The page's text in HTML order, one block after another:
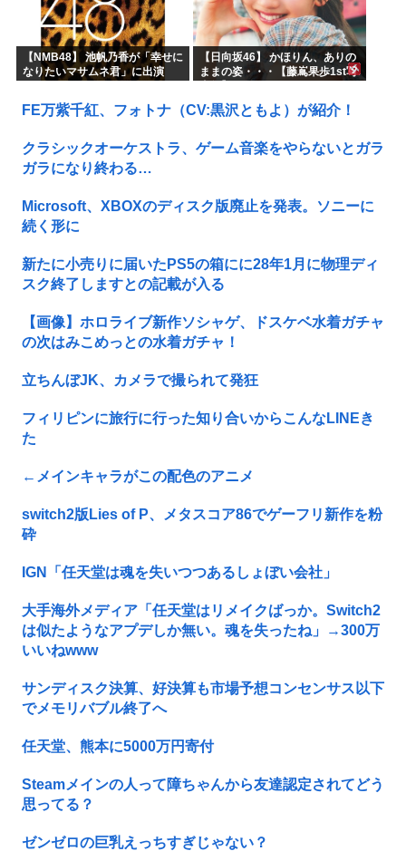
【NMB48】 池帆乃香が「幸せに
なりたいマサムネ君」に出演
【日向坂46】 かほりん、ありの
ままの姿・・・【藤嶌果歩1st写
FE万紫千紅、フォトナ（CV:黒沢ともよ）が紹介！
クラシックオーケストラ、ゲーム音楽をやらないとガラ
ガラになり終わる…
Microsoft、XBOXのディスク版廃止を発表。ソニーに
続く形に
新たに小売りに届いたPS5の箱にに28年1月に物理ディ
スク終了しますとの記載が入る
【画像】ホロライブ新作ソシャゲ、ドスケベ水着ガチャ
の次はみこめっとの水着ガチャ！
立ちんぼJK、カメラで撮られて発狂
フィリピンに旅行に行った知り合いからこんなLINEき
た
←メインキャラがこの配色のアニメ
switch2版Lies of P、メタスコア86でゲーフリ新作を粉
砕
IGN「任天堂は魂を失いつつあるしょぼい会社」
大手海外メディア「任天堂はリメイクばっか。Switch2
は似たようなアプデしか無い。魂を失ったね」→300万
いいねwww
サンディスク決算、好決算も市場予想コンセンサス以下
でメモリバブル終了へ
任天堂、熊本に5000万円寄付
Steamメインの人って障ちゃんから友達認定されてどう
思ってる？
ゼンゼロの巨乳えっちすぎじゃない？